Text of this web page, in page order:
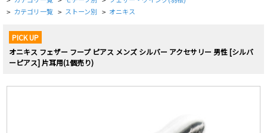
> カテゴリ一覧 > ストーン別 > オニキス
PICK UP
オニキス フェザー フープ ピアス メンズ シルバー アクセサリー 男性 [シルバ
ーピアス] 片耳用(1個売り)